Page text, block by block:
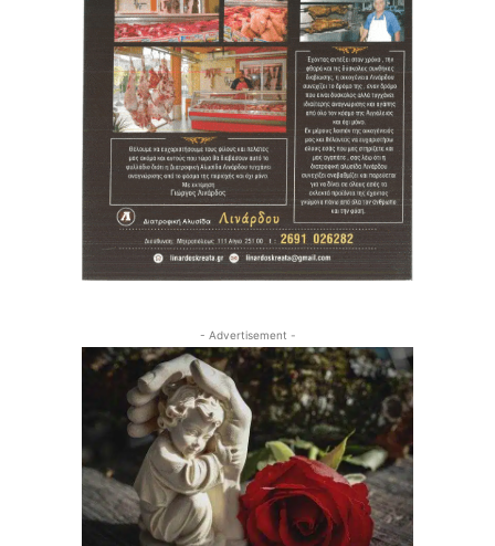
- Advertisement -